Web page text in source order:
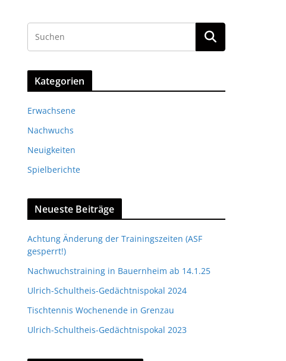
Kategorien
Erwachsene
Nachwuchs
Neuigkeiten
Spielberichte
Neueste Beiträge
Achtung Änderung der Trainingszeiten (ASF
gesperrt!)
Nachwuchstraining in Bauernheim ab 14.1.25
Ulrich-Schultheis-Gedächtnispokal 2024
Tischtennis Wochenende in Grenzau
Ulrich-Schultheis-Gedächtnispokal 2023